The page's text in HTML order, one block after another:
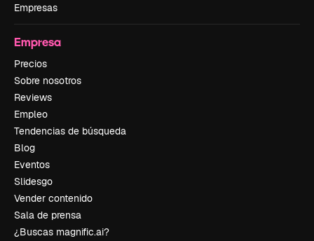
Empresas
Empresa
Precios
Sobre nosotros
Reviews
Empleo
Tendencias de búsqueda
Blog
Eventos
Slidesgo
Vender contenido
Sala de prensa
¿Buscas magnific.ai?